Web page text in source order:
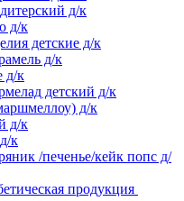
д/к
д/к
детские д/к
д/к
д/к
детский д/к
д/к
д/к
к
/печенье/кейк попс д/
продукция